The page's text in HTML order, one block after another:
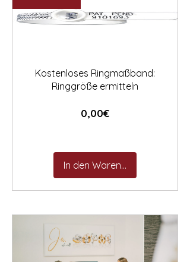
Kostenloses Ringmaßband:
Ringgröße ermitteln
0,00€Preis
In den Warenkorb